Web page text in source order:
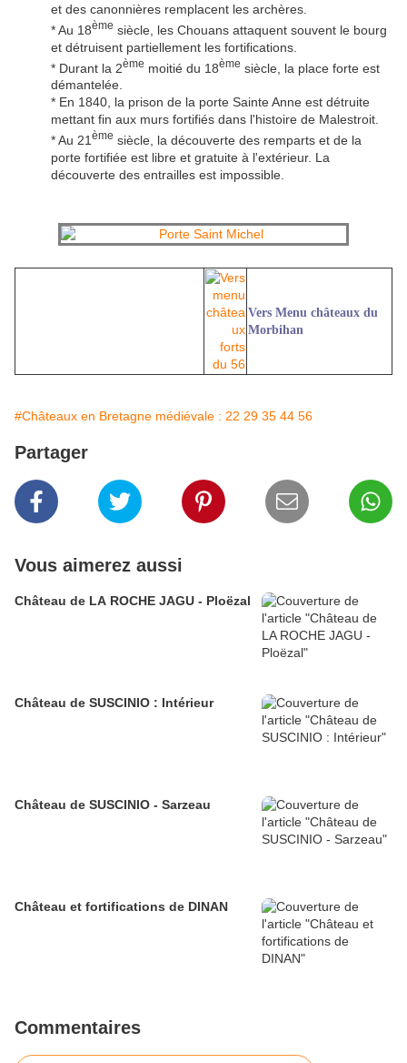
et des canonnières remplacent les archères.
* Au 18ème siècle, les Chouans attaquent souvent le bourg
et détruisent partiellement les fortifications.
* Durant la 2ème moitié du 18ème siècle, la place forte est
démantelée.
* En 1840, la prison de la porte Sainte Anne est détruite
mettant fin aux murs fortifiés dans l'histoire de Malestroit.
* Au 21 ème siècle, la découverte des remparts et de la
porte fortifiée est libre et gratuite à l'extérieur. La
découverte des entrailles est impossible.
Vers Menu châteaux du
Morbihan
#Châteaux en Bretagne médiévale : 22 29 35 44 56
Partager
Vous aimerez aussi
Château de LA ROCHE JAGU - Ploëzal
Château de SUSCINIO : Intérieur
Château de SUSCINIO - Sarzeau
Château et fortifications de DINAN
Commentaires